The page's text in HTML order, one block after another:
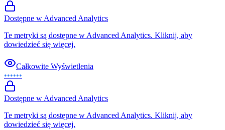
Dostępne w Advanced Analytics
Te metryki są dostępne w Advanced Analytics. Kliknij, aby
dowiedzieć się więcej.
Całkowite Wyświetlenia
••••••
Dostępne w Advanced Analytics
Te metryki są dostępne w Advanced Analytics. Kliknij, aby
dowiedzieć się więcej.